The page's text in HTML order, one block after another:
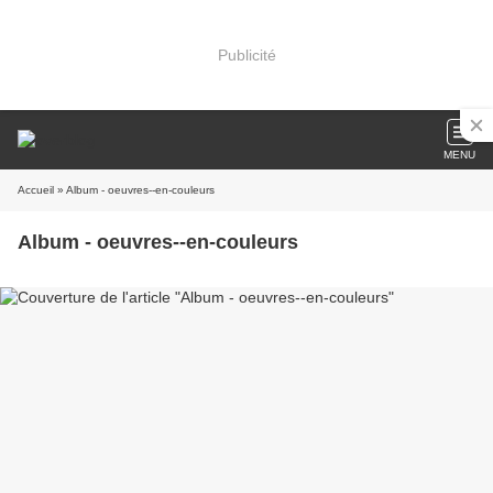
Publicité
MENU
Accueil » Album - oeuvres--en-couleurs
Album - oeuvres--en-couleurs